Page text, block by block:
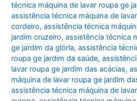
técnica máquina de lavar roupa ge
assistência técnica máquina de
cordeiro,assistência técnica
jardim cruzeiro,assistência técnica
ge jardim da glória,assistência
roupa ge jardim da saúde,
lavar roupa ge jardim das acácias,
máquina de lavar roupa ge jardim
assistência técnica máquina de